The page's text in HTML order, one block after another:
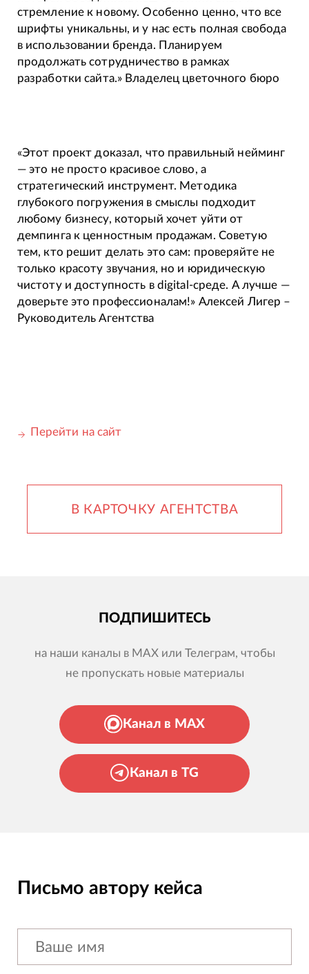
стремление к новому. Особенно ценно, что все
шрифты уникальны, и у нас есть полная свобода
в использовании бренда. Планируем
продолжать сотрудничество в рамках
разработки сайта.» Владелец цветочного бюро
«Этот проект доказал, что правильный нейминг
— это не просто красивое слово, а
стратегический инструмент. Методика
глубокого погружения в смыслы подходит
любому бизнесу, который хочет уйти от
демпинга к ценностным продажам. Советую
тем, кто решит делать это сам: проверяйте не
только красоту звучания, но и юридическую
чистоту и доступность в digital-среде. А лучше —
доверьте это профессионалам!» Алексей Лигер –
Руководитель Агентства
Перейти на сайт
В КАРТОЧКУ АГЕНТСТВА
ПОДПИШИТЕСЬ
на наши каналы в MAX или Телеграм, чтобы
не пропускать новые материалы
Канал в MAX
Канал в TG
Письмо автору кейса